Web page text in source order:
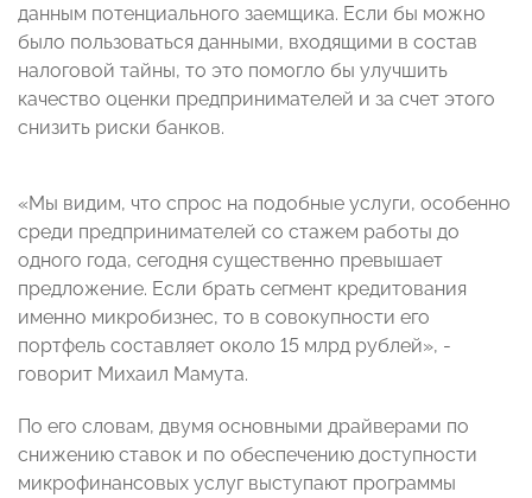
данным потенциального заемщика. Если бы можно
было пользоваться данными, входящими в состав
налоговой тайны, то это помогло бы улучшить
качество оценки предпринимателей и за счет этого
снизить риски банков.
«Мы видим, что спрос на подобные услуги, особенно
среди предпринимателей со стажем работы до
одного года, сегодня существенно превышает
предложение. Если брать сегмент кредитования
именно микробизнес, то в совокупности его
портфель составляет около 15 млрд рублей», -
говорит Михаил Мамута.
По его словам, двумя основными драйверами по
снижению ставок и по обеспечению доступности
микрофинансовых услуг выступают программы